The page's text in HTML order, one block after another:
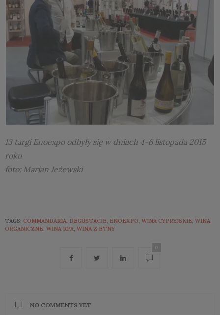
13 targi Enoexpo odbyły się w dniach 4-6 listopada 2015
roku
foto: Marian Jeżewski
TAGS: COMMANDARIA, DEGUSTACJE, ENOEXPO, WINA CYPRYJSKIE, WINA
ORGANICZNE, WINA RPA, WINA Z ETNY
NO COMMENTS YET